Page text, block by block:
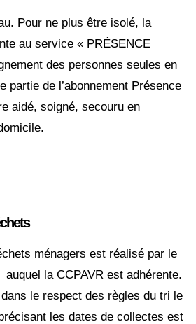
Pour ne plus être isolé, la
au service « PRÉSENCE
des personnes seules en
partie de l’abonnement Présence
aidé, soigné, secouru en
ménagers est réalisé par le
la CCPAVR est adhérente.
le respect des règles du tri le
les dates de collectes est